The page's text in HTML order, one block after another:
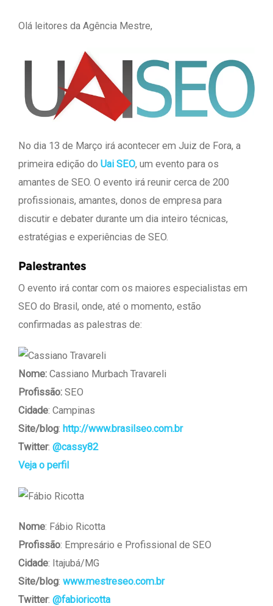
Olá leitores da Agência Mestre,
No dia 13 de Março irá acontecer em Juiz de Fora, a
primeira edição do Uai SEO, um evento para os
amantes de SEO. O evento irá reunir cerca de 200
profissionais, amantes, donos de empresa para
discutir e debater durante um dia inteiro técnicas,
estratégias e experiências de SEO.
Palestrantes
O evento irá contar com os maiores especialistas em
SEO do Brasil, onde, até o momento, estão
confirmadas as palestras de:
Nome: Cassiano Murbach Travareli
Profissão: SEO
Cidade: Campinas
Site/blog: http://www.brasilseo.com.br
Twitter: @cassy82
Veja o perfil
Nome: Fábio Ricotta
Profissão: Empresário e Profissional de SEO
Cidade: Itajubá/MG
Site/blog: www.mestreseo.com.br
Twitter: @fabioricotta